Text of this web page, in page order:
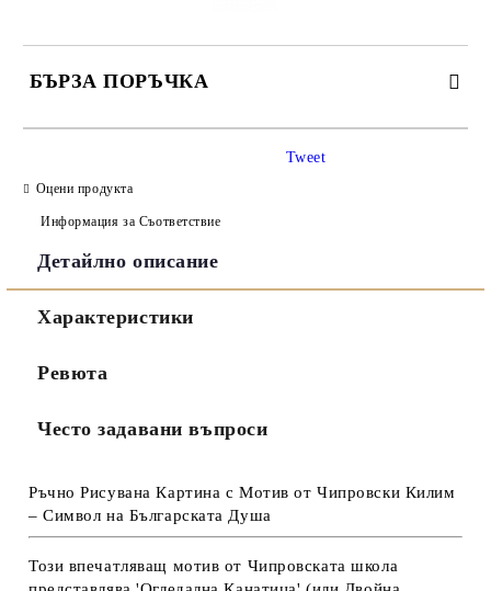
БЪРЗА ПОРЪЧКА
Ние ще се свържем с вас в рамките на работния ден.
Tweet
Оцени продукта
Информация за Съответствие
Детайлно описание
Характеристики
Ревюта
Често задавани въпроси
Ръчно Рисувана Картина с Мотив от Чипровски Килим
– Символ на Българската Душа
Този впечатляващ мотив от Чипровската школа